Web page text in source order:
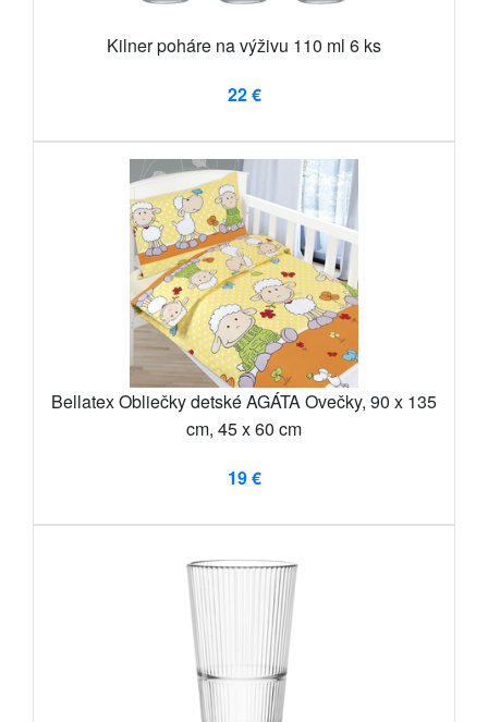
Kilner poháre na výživu 110 ml 6 ks
22 €
Bellatex Obliečky detské AGÁTA Ovečky, 90 x 135
cm, 45 x 60 cm
19 €